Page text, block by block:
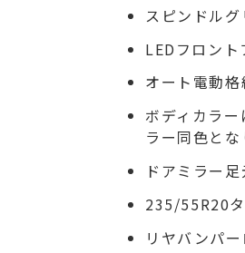
スピンドルグ
LEDフロント
オート電動格
ボディカラ
ラー同色とな
ドアミラー
235/55R20タ
リヤバンパ